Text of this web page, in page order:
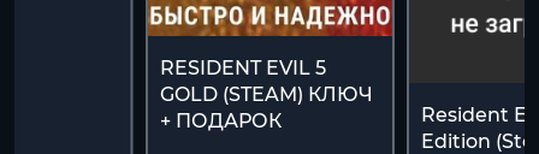
RESIDENT EVIL 5
GOLD (STEAM) КЛЮЧ
+ ПОДАРОК
Resident
Edition